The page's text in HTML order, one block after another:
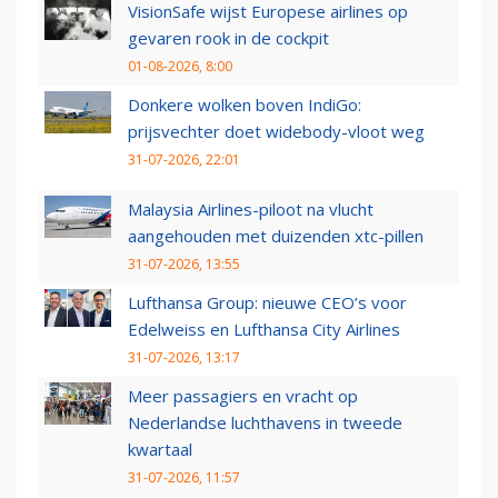
VisionSafe wijst Europese airlines op
gevaren rook in de cockpit
01-08-2026, 8:00
Donkere wolken boven IndiGo:
prijsvechter doet widebody-vloot weg
31-07-2026, 22:01
Malaysia Airlines-piloot na vlucht
aangehouden met duizenden xtc-pillen
31-07-2026, 13:55
Lufthansa Group: nieuwe CEO’s voor
Edelweiss en Lufthansa City Airlines
31-07-2026, 13:17
Meer passagiers en vracht op
Nederlandse luchthavens in tweede
kwartaal
31-07-2026, 11:57